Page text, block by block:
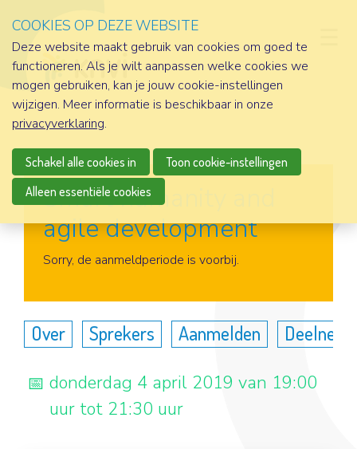
Smart humanity and
agile development
Aanmelden
Sorry, de aanmeldperiode is voorbij.
Over Sprekers Aanmelden
donderdag 4 april 2019 van 19:00
uur tot 21:30 uur
COOKIES OP DEZE WEBSITE
Deze website maakt gebruik van cookies om goed te
functioneren. Als je wilt aanpassen welke cookies we
mogen gebruiken, kan je jouw cookie-instellingen
wijzigen. Meer informatie is beschikbaar in onze
privacyverklaring.
Schakel alle cookies in
Toon cookie-instellingen
Alleen essentiële cookies